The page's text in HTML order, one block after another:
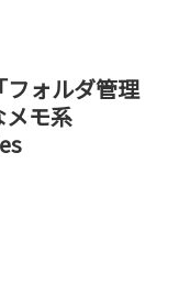
フォルダ管理
メモ系